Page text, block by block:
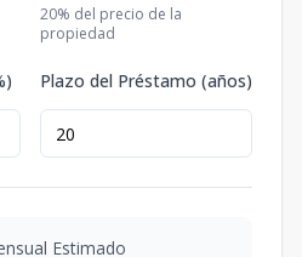
20% del precio de la
propiedad
Plazo del Préstamo (años)
Estimado